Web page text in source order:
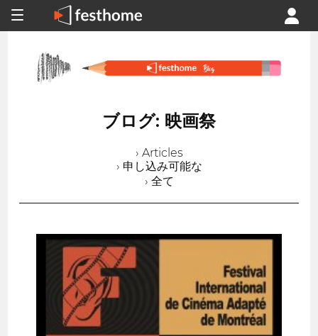
ブログ: 映画祭
› Articles
› 申し込み可能な
› 全て